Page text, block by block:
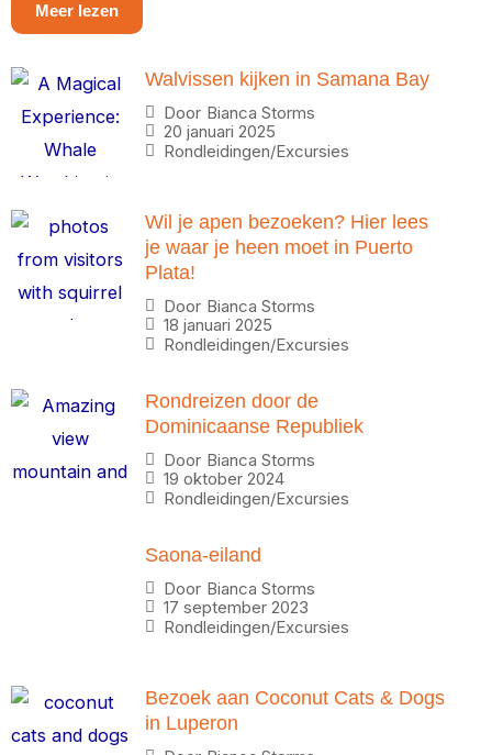
Meer lezen
Walvissen kijken in Samana Bay
Door Bianca Storms
20 januari 2025
Rondleidingen/Excursies
Wil je apen bezoeken? Hier lees
je waar je heen moet in Puerto
Plata!
Door Bianca Storms
18 januari 2025
Rondleidingen/Excursies
Rondreizen door de
Dominicaanse Republiek
Door Bianca Storms
19 oktober 2024
Rondleidingen/Excursies
Saona-eiland
Door Bianca Storms
17 september 2023
Rondleidingen/Excursies
Bezoek aan Coconut Cats & Dogs
in Luperon